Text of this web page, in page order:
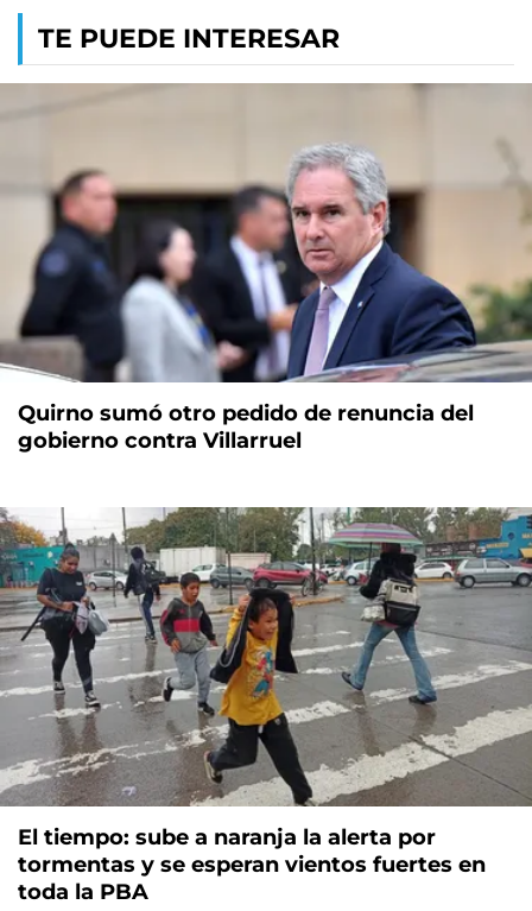
TE PUEDE INTERESAR
Quirno sumó otro pedido de renuncia del
gobierno contra Villarruel
El tiempo: sube a naranja la alerta por
tormentas y se esperan vientos fuertes en
toda la PBA